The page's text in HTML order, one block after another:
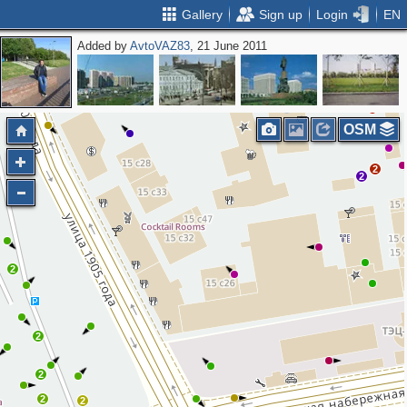
Gallery Sign up Login EN
Added byAvtoVAZ83, 21 June 2011
6
2
2
2
2
2
3
2
2
OSM